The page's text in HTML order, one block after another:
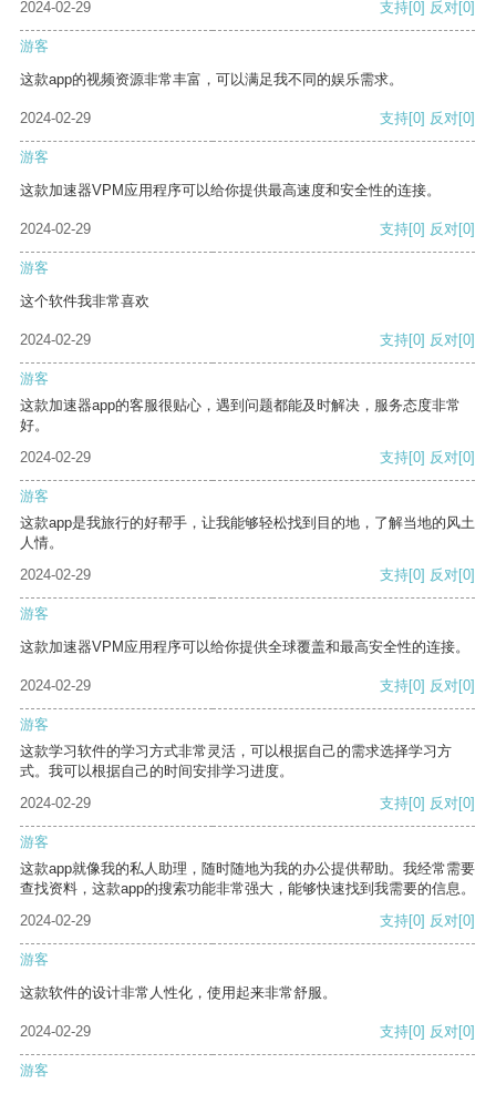
2024-02-29 支持[0] 反对[0]
游客
这款app的视频资源非常丰富，可以满足我不同的娱乐需求。
2024-02-29 支持[0] 反对[0]
游客
这款加速器VPM应用程序可以给你提供最高速度和安全性的连接。
2024-02-29 支持[0] 反对[0]
游客
这个软件我非常喜欢
2024-02-29 支持[0] 反对[0]
游客
这款加速器app的客服很贴心，遇到问题都能及时解决，服务态度非常
好。
2024-02-29
支持[0] 反对[0]
游客
这款app是我旅行的好帮手，让我能够轻松找到目的地，了解当地的风土
人情。
2024-02-29
支持[0] 反对[0]
游客
这款加速器VPM应用程序可以给你提供全球覆盖和最高安全性的连接。
2024-02-29 支持[0] 反对[0]
游客
这款学习软件的学习方式非常灵活，可以根据自己的需求选择学习方
式。我可以根据自己的时间安排学习进度。
2024-02-29
支持[0] 反对[0]
游客
这款app就像我的私人助理，随时随地为我的办公提供帮助。我经常需要
查找资料，这款app的搜索功能非常强大，能够快速找到我需要的信息。
2024-02-29
支持[0] 反对[0]
游客
这款软件的设计非常人性化，使用起来非常舒服。
2024-02-29 支持[0] 反对[0]
游客